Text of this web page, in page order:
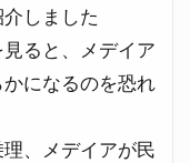
しました
ると、メデイア
になるのを恐れ
、メデイアが民